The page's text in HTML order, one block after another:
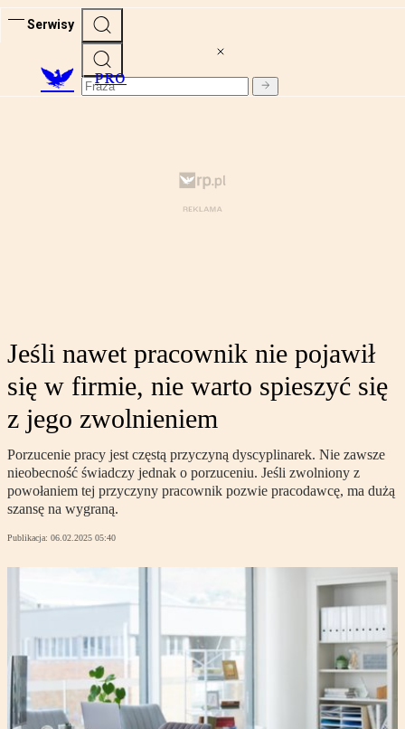
Serwisy
PRO
Jeśli nawet pracownik nie pojawił
się w firmie, nie warto spieszyć się
z jego zwolnieniem
Porzucenie pracy jest częstą przyczyną dyscyplinarek. Nie zawsze
nieobecność świadczy jednak o porzuceniu. Jeśli zwolniony z
powołaniem tej przyczyny pracownik pozwie pracodawcę, ma dużą
szansę na wygraną.
Publikacja: 06.02.2025 05:40